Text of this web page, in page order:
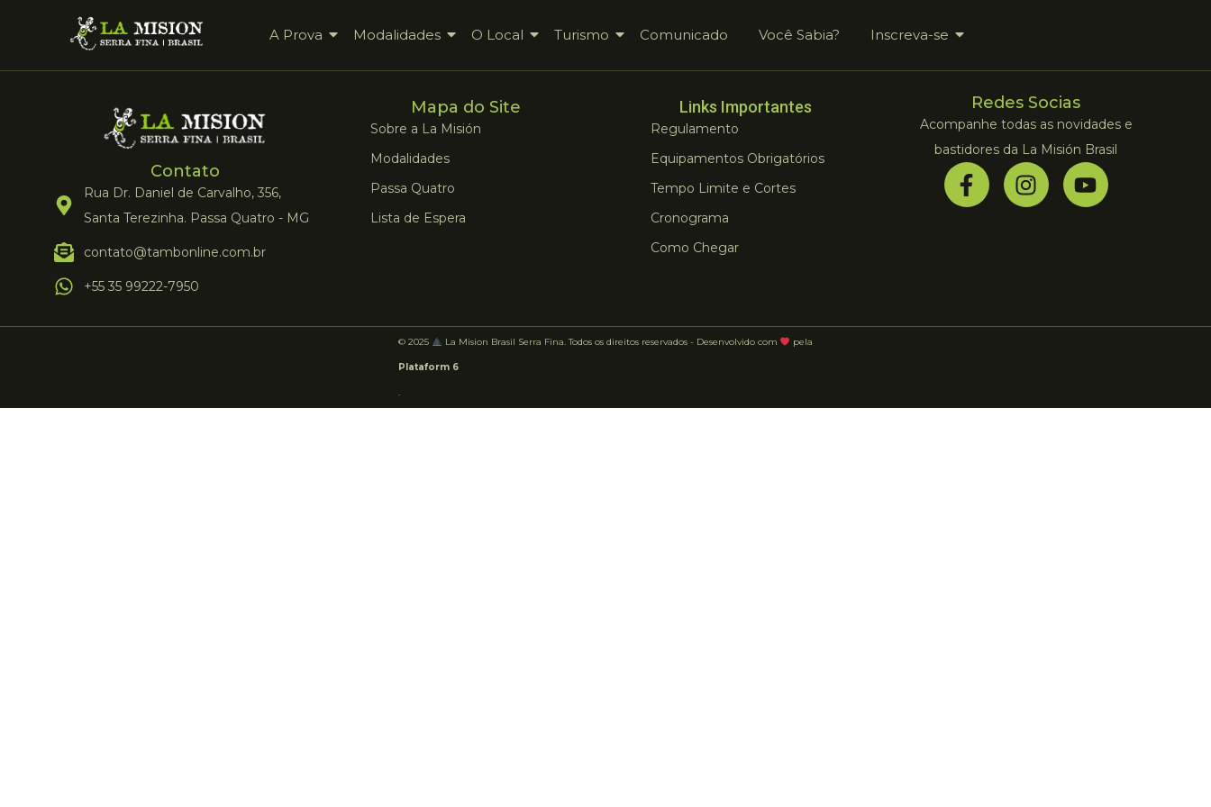
A Prova Modalidades O Local Turismo Comunicado Você Sabia? Inscreva-se
Contato
Rua Dr. Daniel de Carvalho, 356,
Santa Terezinha. Passa Quatro - MG
contato@tambonline.com.br
+55 35 99222-7950
Mapa do Site
Sobre a La Misión
Modalidades
Passa Quatro
Lista de Espera
Links Importantes
Regulamento
Equipamentos Obrigatórios
Tempo Limite e Cortes
Cronograma
Como Chegar
Redes Socias
Acompanhe todas as novidades e
bastidores da La Misión Brasil
© 2025 La Mision Brasil Serra Fina. Todos os direitos reservados - Desenvolvido com pela
Plataform 6
.